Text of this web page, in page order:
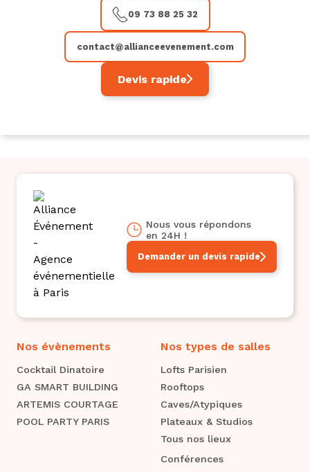
09 73 88 25 32
contact@allianceevenement.com
Devis rapide
Demander un devis rapide
Nous vous répondons
en 24H !
Nos évènements
Cocktail Dinatoire
GA SMART BUILDING
ARTEMIS COURTAGE
POOL PARTY PARIS
Nos types de salles
Lofts Parisien
Rooftops
Caves/Atypiques
Plateaux & Studios
Tous nos lieux
Conférences